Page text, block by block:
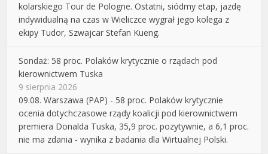
kolarskiego Tour de Pologne. Ostatni, siódmy etap, jazdę
indywidualną na czas w Wieliczce wygrał jego kolega z
ekipy Tudor, Szwajcar Stefan Kueng.
Sondaż: 58 proc. Polaków krytycznie o rządach pod
kierownictwem Tuska
9 sierpnia 2026
09.08. Warszawa (PAP) - 58 proc. Polaków krytycznie
ocenia dotychczasowe rządy koalicji pod kierownictwem
premiera Donalda Tuska, 35,9 proc. pozytywnie, a 6,1 proc.
nie ma zdania - wynika z badania dla Wirtualnej Polski.